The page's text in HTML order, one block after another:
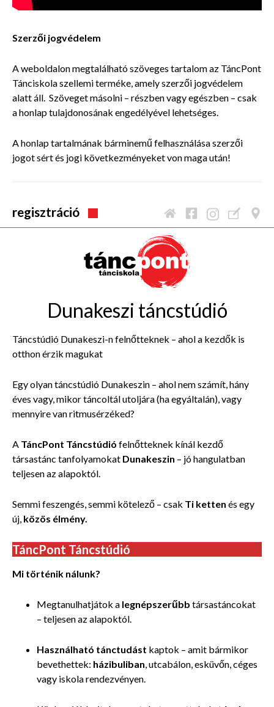
Szerzői jogvédelem
A weboldalon megtalálható szöveges tartalom az TáncPont
Tánciskola szellemi terméke, amely szerzői jogvédelem
alatt áll. Szöveget másolni – részben vagy egészben – csak
a honlap tulajdonosának engedélyével lehetséges.
A honlap tartalmának bárminemű felhasználása szerzői
jogot sért és jogi következményeket von maga után!
regisztráció
Dunakeszi táncstúdió
Táncstúdió Dunakeszi-n felnőtteknek – ahol a kezdők is
otthon érzik magukat
Egy olyan táncstúdió Dunakeszin – ahol nem számít, hány
éves vagy, mikor táncoltál utoljára (ha egyáltalán), vagy
mennyire van ritmusérzéked?
A TáncPont Táncstúdió felnőtteknek kínál kezdő
társastánc tanfolyamokat Dunakeszin – jó hangulatban
teljesen az alapoktól.
Semmi feszengés, semmi kötelező – csak Ti ketten és egy
új, közös élmény.
TáncPont Táncstúdió
Mi történik nálunk?
Megtanulhatjátok a legnépszerűbb társastáncokat
– teljesen az alapoktól.
Használható tánctudást kaptok – amit bármikor
bevethettek: házibuliban, utcabálon, esküvőn, céges
vagy iskola rendezvényen.